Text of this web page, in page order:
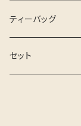
ティーバッグ
セット